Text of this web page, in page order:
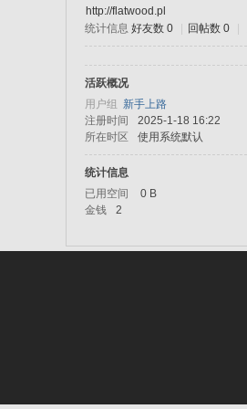
http://flatwood.pl
统计信息 好友数 0 回帖数 0
活跃概况
用户组 新手上路
注册时间
2025-1-18 16:22
所在时区
使用系统默认
统计信息
已用空间
0 B
金钱
2